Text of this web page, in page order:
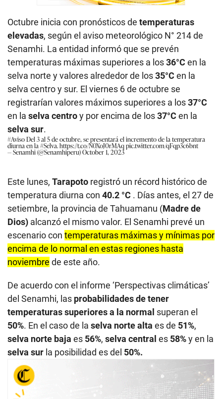
Octubre inicia con pronósticos de temperaturas
elevadas, según el aviso meteorológico N° 214 de
Senamhi. La entidad informó que se prevén
temperaturas máximas superiores a los36°C en la
selva norte y valores alrededor de los35°C en la
selva centro y sur. El viernes 6 de octubre se
registrarían valores máximos superiores a los37°C
en la selva centroy por encima de los37°C en la
selva sur.
#AvisoDel 3 al 5 de octubre, se presentará el incremento de la temperatura
diurna en la#Selva.https://t.co/N0XoJ0rMAqpic.twitter.com/qFqp3c6bnt
— Senamhi (@Senamhiperu)October 1, 2023
Este lunes, Tarapoto registró un récord histórico de
temperatura diurna con 40.2 °C . Días antes, el 27 de
setiembre, la provincia de Tahuamanu (Madre de
Dios) alcanzó el mismo valor. El Senamhi prevé un
escenario con temperaturas máximas y mínimas por
encima de lo normal en estas regiones hasta
noviembre de este año.
De acuerdo con el informe ‘Perspectivas climáticas’
del Senamhi, las probabilidades de tener
temperaturas superiores a la normal superan el
50%. En el caso de la selva norte alta es de 51%,
selva norte baja es 56%, selva central es 58%y en la
selva sur la posibilidad es del 50%.